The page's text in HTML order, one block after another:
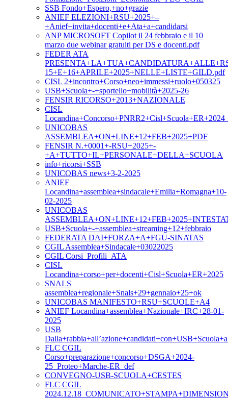
SSB Fondo+Espero,+no+grazie
ANIEF ELEZIONI+RSU+2025+–
+Anief+invita+docenti+e+Ata+a+candidarsi
ANP MICROSOFT Copilot il 24 febbraio e il 10
marzo due webinar gratuiti per DS e docenti.pdf
FEDER ATA
15+E+16+APRILE+2025+NELLE+LISTE+GILD.pdf
CISL 2+incontro+Corso+neo+immessi+ruolo+050325
USB+Scuola+-+sportello+mobilità+2025-26
FENSIR RICORSO+2013+NAZIONALE
CISL
UNICOBAS
ASSEMBLEA+ON+LINE+12+FEB+2025+PDF
FENSIR N.+0001+-RSU+2025+-
+A+TUTTO+IL+PERSONALE+DELLA+SCUOLA
info+ricorsi+SSB
UNICOBAS news+3-2-2025
ANIEF
Locandina+assemblea+sindacale+Emilia+Romagna+10-
02-2025
UNICOBAS
USB+Scuola+-+assemblea+streaming+12+febbraio
FEDERATA DAI+FORZA+A+FGU-SINATAS
CGIL Assemblea+Sindacale+03022025
CGIL Corsi_Profili_ATA
CISL
Locandina+corso+per+docenti+Cisl+Scuola+ER+2025
SNALS
assemblea+regionale+Snals+29+gennaio+25+ok
UNICOBAS MANIFESTO+RSU+SCUOLE+A4
ANIEF Locandina+assemblea+Nazionale+IRC+28-01-
2025
USB
FLC CGIL
Corso+preparazione+concorso+DSGA+2024-
25_Proteo+Marche-ER_def
CONVEGNO-USB-SCUOLA+CESTES
FLC CGIL